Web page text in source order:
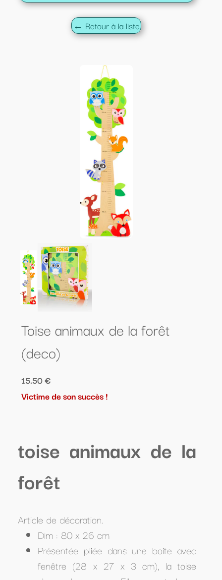
← Retour à la liste
Toise animaux de la forêt
(deco)
15.50 €
Victime de son succès !
toise animaux de la
forêt
Article de décoration.
Dim : 80 x 26 cm
Présentée pliée dans une boite avec
fenêtre (28 x 27 x 3 cm), la toise